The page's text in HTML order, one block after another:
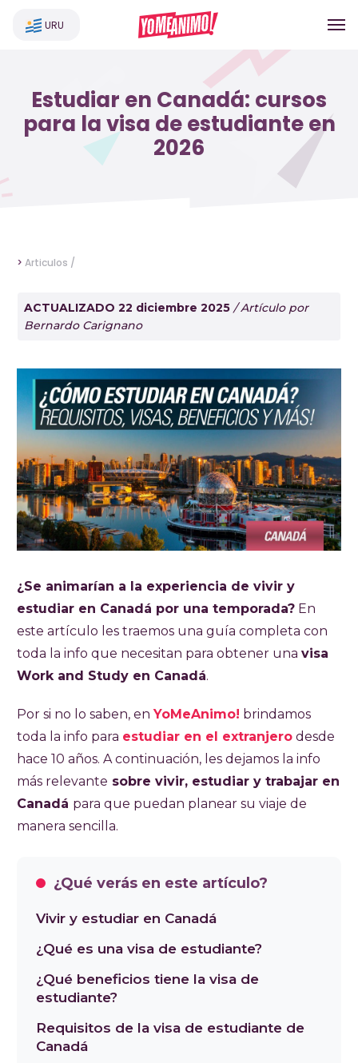
URU
Estudiar en Canadá: cursos
para la visa de estudiante en
2026
> Articulos /
ACTUALIZADO 22 diciembre 2025 / Artículo por
Bernardo Carignano
¿Se animarían a la experiencia de vivir y
estudiar en Canadá por una temporada? En
este artículo les traemos una guía completa con
toda la info que necesitan para obtener una visa
Work and Study en Canadá.
Por si no lo saben, en YoMeAnimo! brindamos
toda la info para estudiar en el extranjero desde
hace 10 años. A continuación, les dejamos la info
más relevante sobre vivir, estudiar y trabajar en
Canadá para que puedan planear su viaje de
manera sencilla.
¿Qué verás en este artículo?
Vivir y estudiar en Canadá
¿Qué es una visa de estudiante?
¿Qué beneficios tiene la visa de
estudiante?
Requisitos de la visa de estudiante de
Canadá